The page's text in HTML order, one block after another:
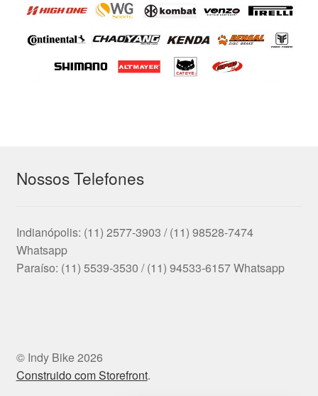
Nossos Telefones
Indianópolis: (11) 2577-3903 / (11) 98528-7474
Whatsapp
Paraíso: (11) 5539-3530 / (11) 94533-6157 Whatsapp
© Indy Bike 2026
Construido com Storefront.